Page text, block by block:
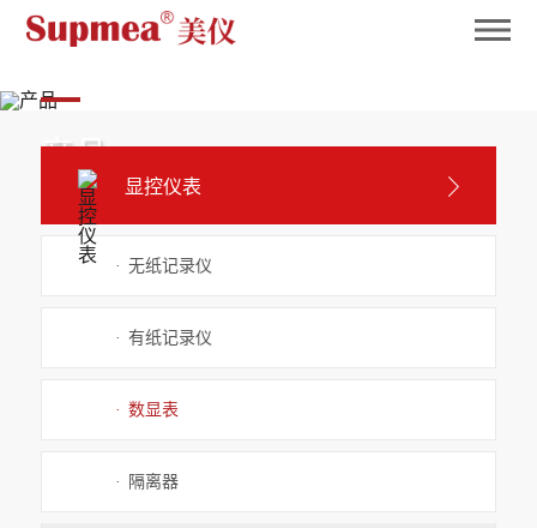
产品
Product
显控仪表
· 无纸记录仪
· 有纸记录仪
· 数显表
· 隔离器